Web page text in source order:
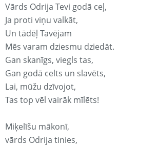
Vārds Odrija Tevi godā ceļ,
Ja proti viņu valkāt,
Un tādēļ Tavējam
Mēs varam dziesmu dziedāt.
Gan skanīgs, viegls tas,
Gan godā celts un slavēts,
Lai, mūžu dzīvojot,
Tas top vēl vairāk mīlēts!
Miķelīšu mākonī,
vārds Odrija tinies,